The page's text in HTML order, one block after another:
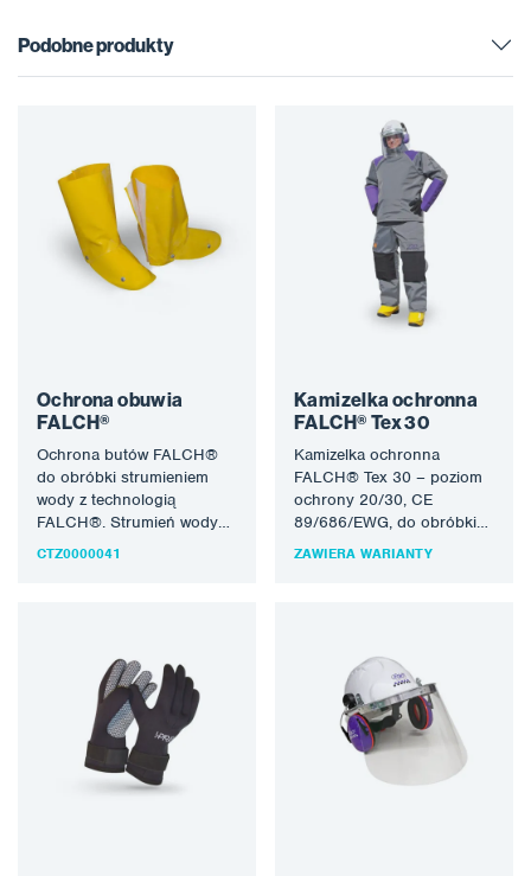
Podobne produkty
Ochrona obuwia
FALCH®
Ochrona butów FALCH®
do obróbki strumieniem
wody z technologią
FALCH®. Strumień wody
(statyczny lub obrotowy)
CTZ0000041
Kamizelka ochronna
FALCH® Tex 30
Kamizelka ochronna
FALCH® Tex 30 – poziom
ochrony 20/30, CE
89/686/EWG, do obróbki
strumieniem wody w
ZAWIERA WARIANTY